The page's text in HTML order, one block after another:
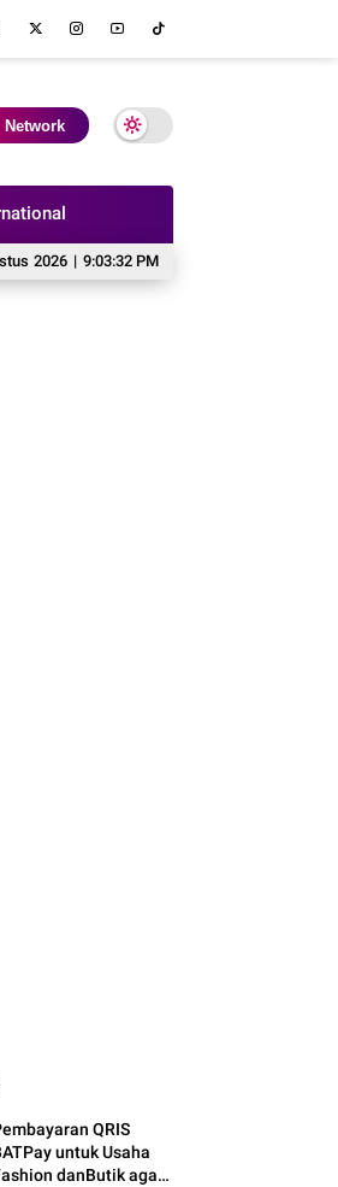
Network
2026 | 9:03:33 PM
Sebelum Memesan Sofa Custom
QRIS
untuk Usaha
danButik agar